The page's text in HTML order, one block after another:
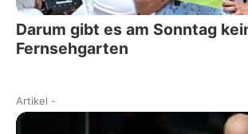
Darum gibt es am Sonntag
Fernsehgarten
Artikel -